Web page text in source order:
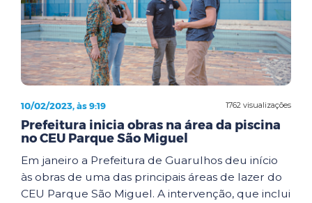
1762 visualizações
10/02/2023, às 9:19
Prefeitura inicia obras na área da piscina
no CEU Parque São Miguel
Em janeiro a Prefeitura de Guarulhos deu início
às obras de uma das principais áreas de lazer do
CEU Parque São Miguel. A intervenção, que inclui